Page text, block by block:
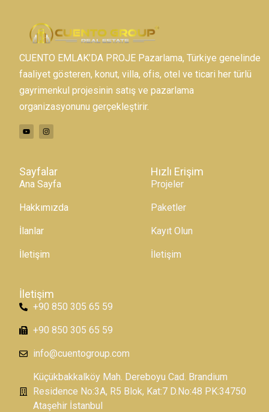
CUENTO EMLAK’DA PROJE Pazarlama, Türkiye genelinde
faaliyet gösteren, konut, villa, ofis, otel ve ticari her türlü
gayrimenkul projesinin satış ve pazarlama
organizasyonunu gerçekleştirir.
Sayfalar
Ana Sayfa
Hakkımızda
İlanlar
İletişim
Hızlı Erişim
Projeler
Paketler
Kayıt Olun
İletişim
İletişim
+90 850 305 65 59
+90 850 305 65 59
info@cuentogroup.com
Küçükbakkalköy Mah. Dereboyu Cad. Brandium
Residence No:3A, R5 Blok, Kat:7 D.No:48 PK:34750
Ataşehir İstanbul